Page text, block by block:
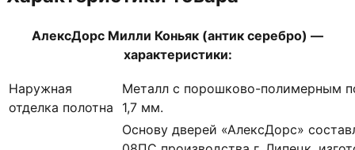
АлексДорс Милли Коньяк (антик серебро) —
характеристики:
Наружная
отделка полотна
Металл с порошково-полимерным
1,7 мм.
Основу дверей «АлексДорс»